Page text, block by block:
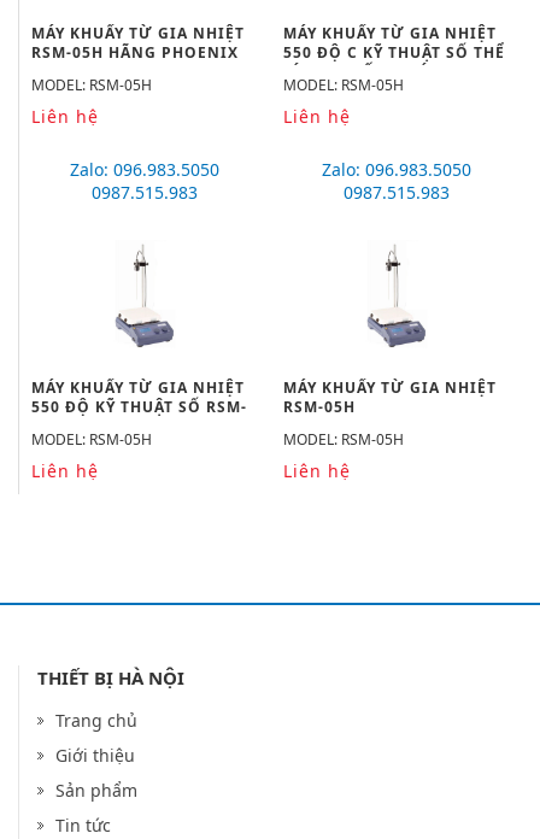
MÁY KHUẤY TỪ GIA NHIỆT
RSM-05H HÃNG PHOENIX
MODEL: RSM-05H
Liên hệ
MÁY KHUẤY TỪ GIA NHIỆT
550 ĐỘ C KỸ THUẬT SỐ THỂ
05H
MODEL: RSM-05H
Liên hệ
Zalo: 096.983.5050
0987.515.983
MÁY KHUẤY TỪ GIA NHIỆT
550 ĐỘ KỸ THUẬT SỐ RSM-
MODEL: RSM-05H
Liên hệ
Zalo: 096.983.5050
0987.515.983
MÁY KHUẤY TỪ GIA NHIỆT
RSM-05H
MODEL: RSM-05H
Liên hệ
THIẾT BỊ HÀ NỘI
Trang chủ
Giới thiệu
Sản phẩm
Tin tức